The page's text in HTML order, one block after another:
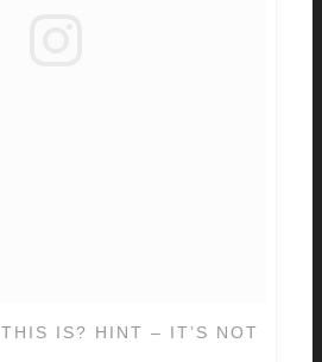
IS? HINT – IT’S NOT